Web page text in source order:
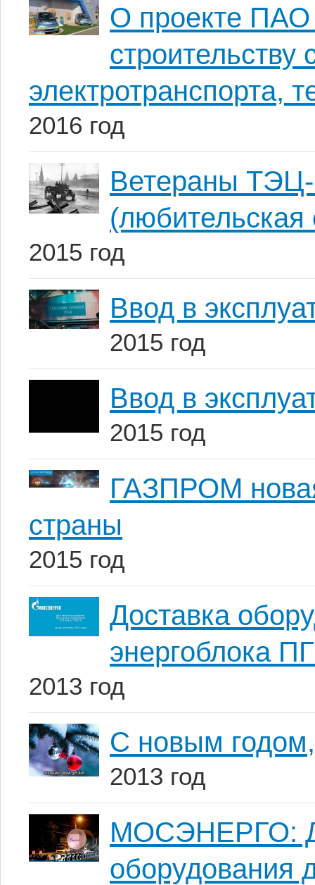
О проекте ПАО
строительству
электротранспорта,
2016 год
Ветераны
(любительская
2015 год
Ввод в
2015 год
Ввод в
2015 год
ГАЗПРОМ
страны
2015 год
Доставка
энергоблока
2013 год
С новым
2013 год
МОСЭНЕРГО:
оборудования